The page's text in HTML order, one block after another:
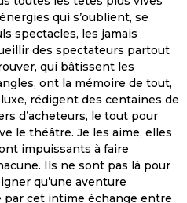
qui s’oublient, se
spectacles, les jamais
des spectateurs partout
qui bâtissent les
ont la mémoire de tout,
rédigent des centaines de
d’acheteurs, le tout pour
le théâtre. Je les aime, elles
impuissants à faire
Ils ne sont pas là pour
qu’une aventure
par cet intime échange entre